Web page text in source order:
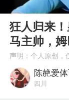
00:00
狂人归来
马主帅，
声明：个人原创，
陈赩爱
四川